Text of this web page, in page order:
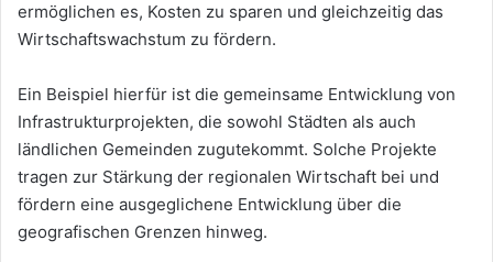
ermöglichen es, Kosten zu sparen und gleichzeitig das
Wirtschaftswachstum zu fördern.
Ein Beispiel hierfür ist die gemeinsame Entwicklung von
Infrastrukturprojekten, die sowohl Städten als auch
ländlichen Gemeinden zugutekommt. Solche Projekte
tragen zur Stärkung der regionalen Wirtschaft bei und
fördern eine ausgeglichene Entwicklung über die
geografischen Grenzen hinweg.